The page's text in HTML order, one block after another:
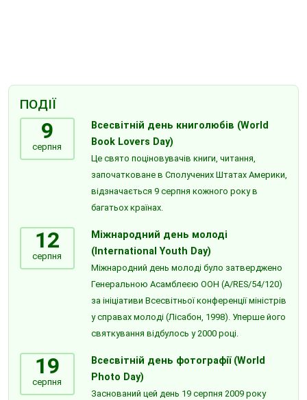
ПОДІЇ
9
серпня
Всесвітній день книголюбів (World
Book Lovers Day)
Це свято поціновувачів книги, читання,
започатковане в Сполучених Штатах Америки,
відзначається 9 серпня кожного року в
багатьох країнах.
12
серпня
Міжнародний день молоді
(International Youth Day)
Міжнародний день молоді було затверджено
Генеральною Асамблеєю ООН (A/RES/54/120)
за ініціативи Всесвітньої конференції міністрів
у справах молоді (Лісабон, 1998). Уперше його
святкування відбулось у 2000 році.
19
серпня
Всесвітній день фотографії (World
Photo Day)
Заснований цей день 19 серпня 2009 року